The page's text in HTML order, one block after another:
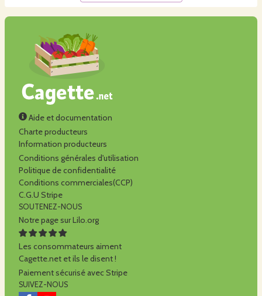
Aide et documentation
Charte producteurs
Information producteurs
Conditions générales d'utilisation
Politique de confidentialité
Conditions commerciales(CCP)
C.G.U Stripe
SOUTENEZ-NOUS
Notre page sur Lilo.org
Les consommateurs aiment
Cagette.net et ils le disent !
Paiement sécurisé avec Stripe
SUIVEZ-NOUS